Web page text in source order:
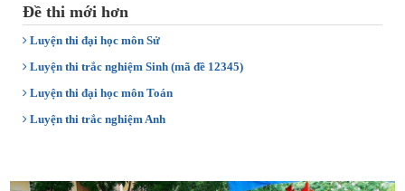
Đề thi mới hơn
Luyện thi đại học môn Sử
Luyện thi trắc nghiệm Sinh (mã đề 12345)
Luyện thi đại học môn Toán
Luyện thi trắc nghiệm Anh